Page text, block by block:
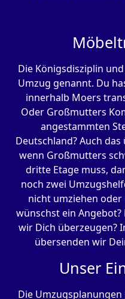
Die Königsdisziplin
Umzug genannt. Du
innerhalb Moers
Oder Großmutters
angestammten
Deutschland? Auch
wenn Großmutters
dritte Etage muss,
noch zwei
nicht umziehen
wünschst ein
wir Dich überzeugen?
übersenden wir
Unser
Die